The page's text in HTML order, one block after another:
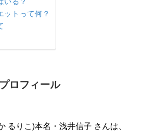
ットって何？
ロフィール
るりこ)本名・浅井信子 さんは、